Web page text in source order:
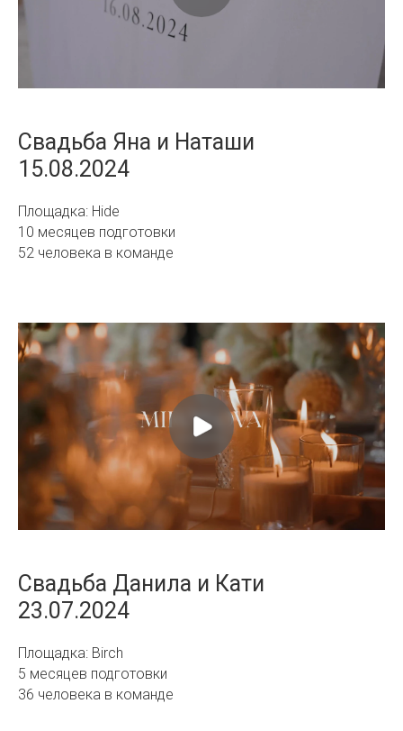
Свадьба Яна и Наташи
15.08.2024
Площадка: Hide
10 месяцев подготовки
52 человека в команде
Свадьба Данила и Кати
23.07.2024
Площадка: Birch
5 месяцев подготовки
36 человека в команде